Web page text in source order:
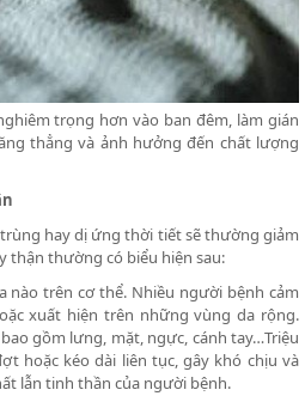
trọng hơn vào ban đêm, làm gián
thẳng và ảnh hưởng đến chất lượng
hay dị ứng thời tiết sẽ thường giảm
thận thường có biểu hiện sau:
nào trên cơ thể. Nhiều người bệnh cảm
xuất hiện trên những vùng da rộng.
gồm lưng, mặt, ngực, cánh tay…Triệu
hoặc kéo dài liên tục, gây khó chịu và
lẫn tinh thần của người bệnh.